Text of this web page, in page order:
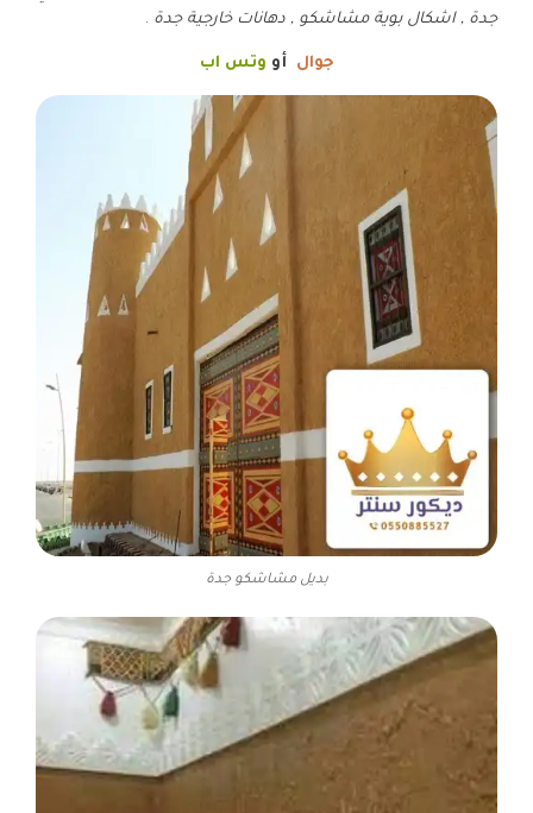
جدة , اشكال بوية مشاشكو , دهانات خارجية جدة .
جوال أو وتس اب
بديل مشاشكو جدة